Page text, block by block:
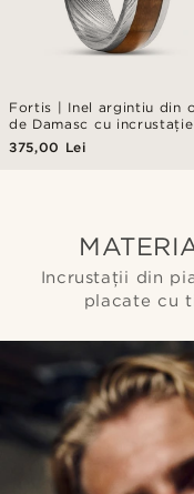
Fortis | Inel argintiu din
de Damasc cu
ochi de tigru
375,00 Lei
Incrustații din
placate cu